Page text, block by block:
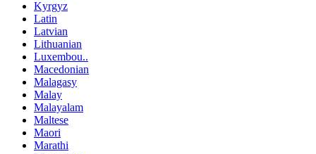
Kyrgyz
Latin
Latvian
Lithuanian
Luxembou..
Macedonian
Malagasy
Malay
Malayalam
Maltese
Maori
Marathi